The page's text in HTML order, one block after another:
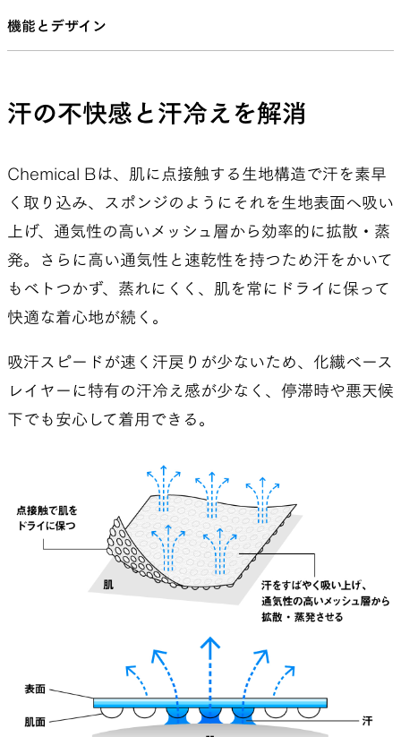
山と道ラボ ベースレイヤー編 #1
調査し、考察を深めることだったが、裏テーマと
して、「メリノウールの素晴らしさを徹底的に検証
し、その魅力を伝えたい」という思いもあった。
さまざまなベースレイヤー素材の比較試験も多数
行い、消臭性の高さや調温調湿機能といったメリ
に優れる化繊素材の機能性にも改めて魅力を感じ
ることになった。
ールの弱点を補える化繊のベースレイヤーが作れな
そんな思いがこのプロジェクトの出発点となった。
調査の初期段階で、ハイキングにおいては消臭性と
保温性、トレイルランニングにおいては汗を素早く
吸い取り、拡散・乾燥させる「汗処理」の機能性
が特に重要であることが見えてきた。
そして、優れた汗処理には、メッシュやグリッド構
機能とデザイン
汗の不快感と汗冷えを解消
Chemical Bは、肌に点接触する生地構造で汗を素早
く取り込み、スポンジのようにそれを生地表面へ吸い
上げ、通気性の高いメッシュ層から効率的に拡散・蒸
発。さらに高い通気性と速乾性を持つため汗をかいて
もベトつかず、蒸れにくく、肌を常にドライに保って
快適な着心地が続く。
吸汗スピードが速く汗戻りが少ないため、化繊ベース
レイヤーに特有の汗冷え感が少なく、停滞時や悪天候
下でも安心して着用できる。